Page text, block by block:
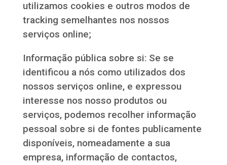
utilizamos cookies e outros modos de
tracking semelhantes nos nossos
serviços online;
Informação pública sobre si: Se se
identificou a nós como utilizados dos
nossos serviços online, e expressou
interesse nos nosso produtos ou
serviços, podemos recolher informação
pessoal sobre si de fontes publicamente
disponíveis, nomeadamente a sua
empresa, informação de contactos,